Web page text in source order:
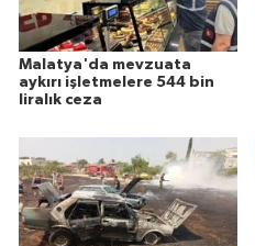
Malatya'da mevzuata
aykırı işletmelere 544 bin
liralık ceza